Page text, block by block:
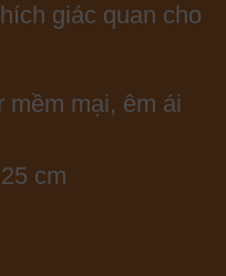
giác quan cho
mềm mại, êm ái
cm